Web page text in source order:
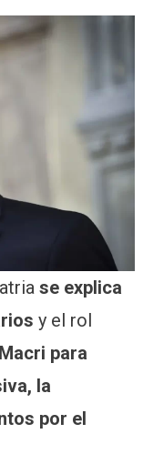
se explica
y el rol
para
la
por el